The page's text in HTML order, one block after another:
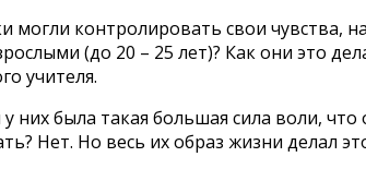
могли контролировать свои чувства,
(до 20 – 25 лет)? Как они это
учителя.
была такая большая сила воли,
Нет. Но весь их образ жизни делал